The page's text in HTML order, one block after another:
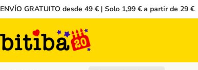
ENVÍO GRATUITO desde 49 € | Solo 1,99 € a partir de 29 €